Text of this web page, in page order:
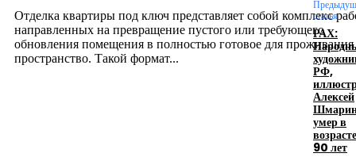
Отделка квартиры под ключ представляет собой комплекс
направленных на превращение пустого или требующего
обновления помещения в полностью готовое для проживания
пространство. Такой формат...
логотипом: эффективный инструмент бренда
статья
РАХ:
РФ,
Алексей
умер в
возрасте
90 лет